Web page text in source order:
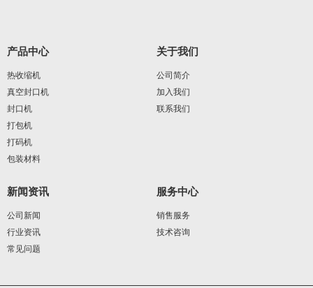
产品中心
热收缩机
真空封口机
封口机
打包机
打码机
包装材料
关于我们
公司简介
加入我们
联系我们
新闻资讯
公司新闻
行业资讯
常见问题
服务中心
销售服务
技术咨询